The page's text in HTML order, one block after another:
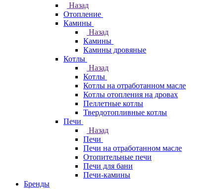
Назад
Отопление
Камины
Назад
Камины
Камины дровяные
Котлы
Назад
Котлы
Котлы на отработанном масле
Котлы отопления на дровах
Пеллетные котлы
Твердотопливные котлы
Печи
Назад
Печи
Печи на отработанном масле
Отопительные печи
Печи для бани
Печи-камины
Бренды